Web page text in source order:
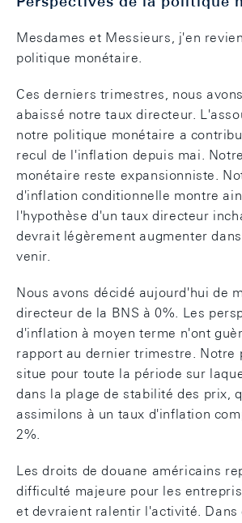
Mesdames et Messieurs, j'en
politique monétaire.
Ces derniers trimestres, nous
abaissé notre taux directeur.
notre politique monétaire a
recul de l'inflation depuis mai.
monétaire reste expansionniste.
d'inflation conditionnelle montre
l'hypothèse d'un taux directeur
devrait légèrement augmenter
venir.
Nous avons décidé aujourd'hui de
directeur de la BNS à 0%. Les
d'inflation à moyen terme n'ont
rapport au dernier trimestre. Notre
situe pour toute la période sur
dans la plage de stabilité des prix,
assimilons à un taux d'inflation
2%.
Les droits de douane américains
difficulté majeure pour les
et devraient ralentir l'activité. Dans